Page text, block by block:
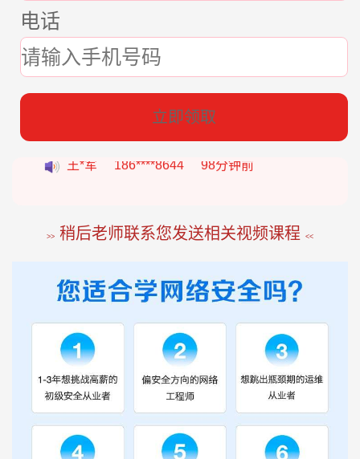
电话
立即领取
188****2207 22分钟前
>> 稍后老师联系您发送相关视频课程 <<